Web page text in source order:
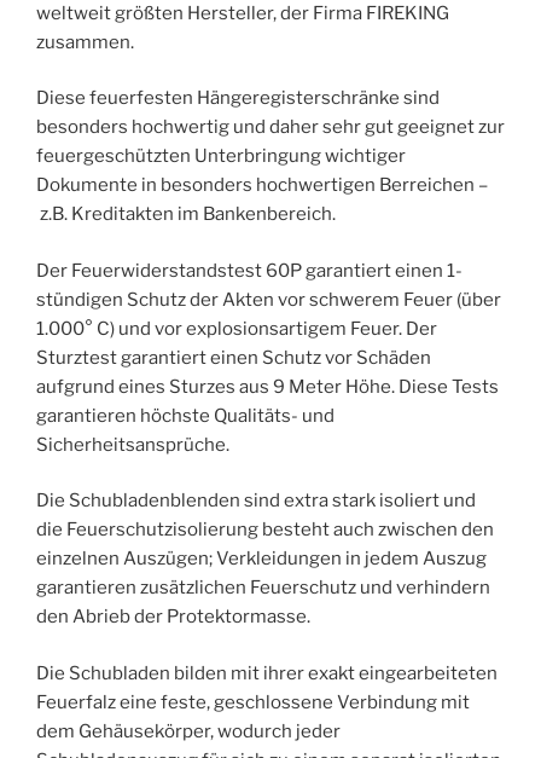
weltweit größten Hersteller, der Firma FIREKING
zusammen.
Diese feuerfesten Hängeregisterschränke sind
besonders hochwertig und daher sehr gut geeignet zur
feuergeschützten Unterbringung wichtiger
Dokumente in besonders hochwertigen Berreichen –
z.B. Kreditakten im Bankenbereich.
Der Feuerwiderstandstest 60P garantiert einen 1-
stündigen Schutz der Akten vor schwerem Feuer (über
1.000° C) und vor explosionsartigem Feuer. Der
Sturztest garantiert einen Schutz vor Schäden
aufgrund eines Sturzes aus 9 Meter Höhe. Diese Tests
garantieren höchste Qualitäts- und
Sicherheitsansprüche.
Die Schubladenblenden sind extra stark isoliert und
die Feuerschutzisolierung besteht auch zwischen den
einzelnen Auszügen; Verkleidungen in jedem Auszug
garantieren zusätzlichen Feuerschutz und verhindern
den Abrieb der Protektormasse.
Die Schubladen bilden mit ihrer exakt eingearbeiteten
Feuerfalz eine feste, geschlossene Verbindung mit
dem Gehäusekörper, wodurch jeder